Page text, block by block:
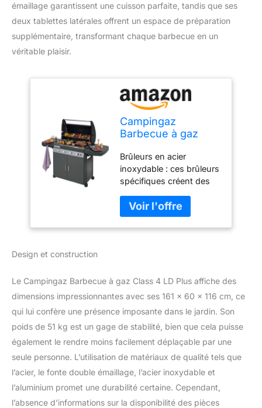
émaillage garantissent une cuisson parfaite, tandis que ses
deux tablettes latérales offrent un espace de préparation
supplémentaire, transformant chaque barbecue en un
véritable plaisir.
Campingaz
Barbecue à gaz
Brûleurs en acier
inoxydable : ces brûleurs
spécifiques créent des
et répartissent
uniformément la chaleur
sur toute la grille de
Culinary Modular :
agrandissez votre
éléments
interchangeables, en
remplaçant le centre de
la grille en fonte par
différents accessoires à
barbecue. Système
InstaClean : enlevez tous
les éléments qui passent
Design et construction
Le Campingaz Barbecue à gaz Class 4 LD Plus affiche des
dimensions impressionnantes avec ses 161 x 60 x 116 cm, ce
qui lui confère une présence imposante dans le jardin. Son
poids de 51 kg est un gage de stabilité, bien que cela puisse
également le rendre moins facilement déplaçable par une
seule personne. L’utilisation de matériaux de qualité tels que
l’acier, le fonte double émaillage, l’acier inoxydable et
l’aluminium promet une durabilité certaine. Cependant,
l’absence d’informations sur la disponibilité des pièces